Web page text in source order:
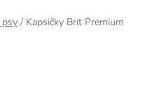
psy / Kapsičky Brit Premium